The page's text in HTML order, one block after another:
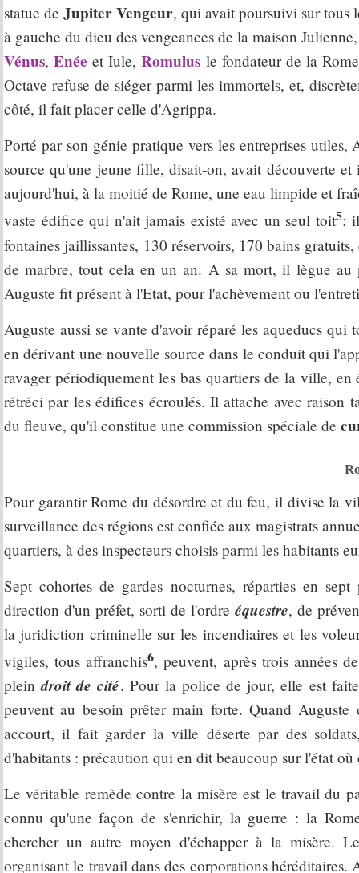
statue de Jupiter Vengeur, qui avait poursuivi sur tous
à gauche du dieu des vengeances de la maison
Vénus,Enée et Iule,Romulus le fondateur de la
Octave refuse de siéger parmi les immortels, et,
côté, il fait placer celle d'Agrippa.
Porté par son génie pratique vers les entreprises
source qu'une jeune fille, disait-on, avait découverte
aujourd'hui, à la moitié de Rome, une eau limpide et
vaste édifice qui n'ait jamais existé avec un seul toit5;
fontaines jaillissantes, 130 réservoirs, 170 bains
de marbre, tout cela en un an. A sa mort, il lègue au
Auguste fit présent à l'Etat, pour l'achèvement ou
Auguste aussi se vante d'avoir réparé les aqueducs
en dérivant une nouvelle source dans le conduit qui
ravager périodiquement les bas quartiers de la ville,
rétréci par les édifices écroulés. Il attache avec raison
du fleuve, qu'il constitue une commission spéciale de
Pour garantir Rome du désordre et du feu, il divise la
surveillance des régions est confiée aux magistrats
quartiers, à des inspecteurs choisis parmi les habitants
Sept cohortes de gardes nocturnes, réparties en
direction d'un préfet, sorti de l'ordre équestre, de
la juridiction criminelle sur les incendiaires et les
vigiles, tous affranchis6, peuvent, après trois années
pleindroit de cité. Pour la police de jour, elle est
peuvent au besoin prêter main forte. Quand
accourt, il fait garder la ville déserte par des
d'habitants : précaution qui en dit beaucoup sur l'état
Le véritable remède contre la misère est le travail du
connu qu'une façon de s'enrichir, la guerre : la
chercher un autre moyen d'échapper à la misère.
organisant le travail dans des corporations